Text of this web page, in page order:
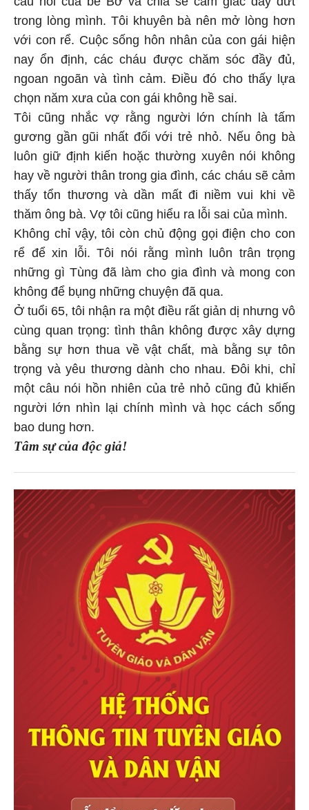
câu nói của bé Bơ và chia sẻ cảm giác day dứt
trong lòng mình. Tôi khuyên bà nên mở lòng hơn
với con rể. Cuộc sống hôn nhân của con gái hiện
nay ổn định, các cháu được chăm sóc đầy đủ,
ngoan ngoãn và tình cảm. Điều đó cho thấy lựa
chọn năm xưa của con gái không hề sai.
Tôi cũng nhắc vợ rằng người lớn chính là tấm
gương gần gũi nhất đối với trẻ nhỏ. Nếu ông bà
luôn giữ định kiến hoặc thường xuyên nói không
hay về người thân trong gia đình, các cháu sẽ cảm
thấy tổn thương và dần mất đi niềm vui khi về
thăm ông bà. Vợ tôi cũng hiểu ra lỗi sai của mình.
Không chỉ vậy, tôi còn chủ động gọi điện cho con
rể để xin lỗi. Tôi nói rằng mình luôn trân trọng
những gì Tùng đã làm cho gia đình và mong con
không để bụng những chuyện đã qua.
Ở tuổi 65, tôi nhận ra một điều rất giản dị nhưng vô
cùng quan trọng: tình thân không được xây dựng
bằng sự hơn thua về vật chất, mà bằng sự tôn
trọng và yêu thương dành cho nhau. Đôi khi, chỉ
một câu nói hồn nhiên của trẻ nhỏ cũng đủ khiến
người lớn nhìn lại chính mình và học cách sống
bao dung hơn.
Tâm sự của độc giả!